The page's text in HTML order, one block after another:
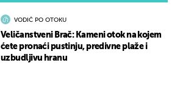
VODIČ PO OTOKU
Veličanstveni Brač: Kameni otok na kojem
ćete pronaći pustinju, predivne plaže i
uzbudljivu hranu